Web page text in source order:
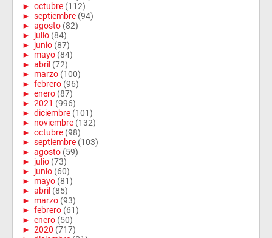
► octubre (112)
► septiembre (94)
► agosto (82)
► julio (84)
► junio (87)
► mayo (84)
► abril (72)
► marzo (100)
► febrero (96)
► enero (87)
► 2021 (996)
► diciembre (101)
► noviembre (132)
► octubre (98)
► septiembre (103)
► agosto (59)
► julio (73)
► junio (60)
► mayo (81)
► abril (85)
► marzo (93)
► febrero (61)
► enero (50)
► 2020 (717)